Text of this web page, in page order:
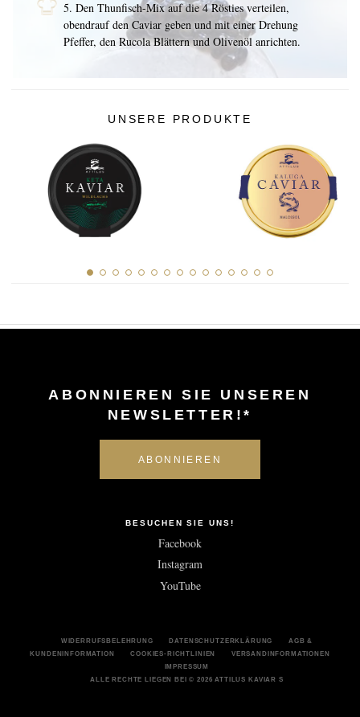
5. Den Thunfisch-Mix auf die 4 Rösties verteilen,
obendrauf den Caviar geben und mit einer Drehung
Pfeffer, den Rucola Blättern und Olivenöl anrichten.
UNSERE PRODUKTE
ABONNIEREN SIE UNSEREN
NEWSLETTER!*
BESUCHEN SIE UNS!
Facebook
Instagram
YouTube
WIDERRUFSBELEHRUNG DATENSCHUTZERKLÄRUNG
AGB &
KUNDENINFORMATION
COOKIES-RICHTLINIEN
VERSANDINFORMATIONEN
IMPRESSUM
ALLE RECHTE LIEGEN BEI © 2026 ATTILUS KAVIAR S